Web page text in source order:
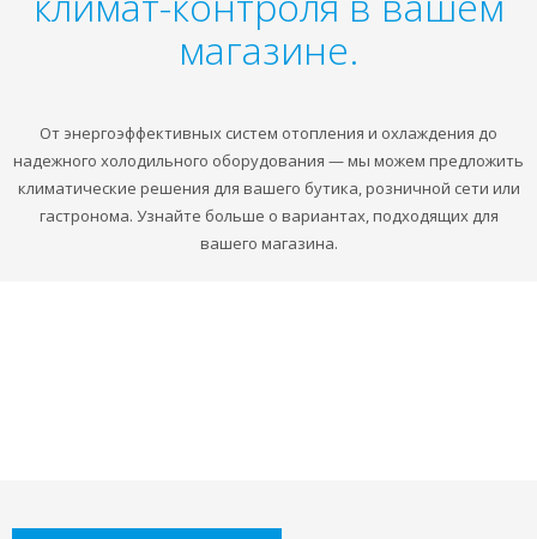
магазине.
От энергоэффективных систем отопления и охлаждения до
надежного холодильного оборудования — мы можем предложить
климатические решения для вашего бутика, розничной сети или
гастронома. Узнайте больше о вариантах, подходящих для
вашего магазина.